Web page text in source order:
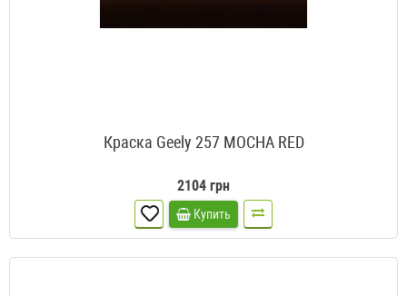
Краска Geely 257 MOCHA RED
2104 грн
Купить